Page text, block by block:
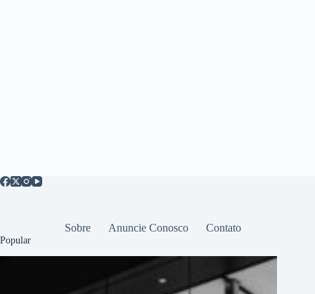
Sobre Anuncie Conosco Contato
Popular